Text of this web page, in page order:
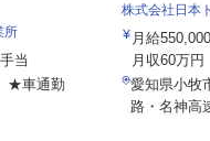
所
当
★車通勤
株式会社日本
月給
月収60万円
愛知県小牧
路・名神高